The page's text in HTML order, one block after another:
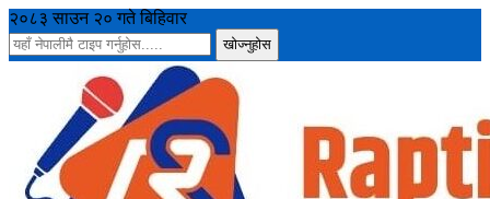
२०८३ साउन २० गते बिहिवार